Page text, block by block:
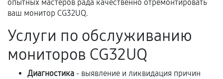
Естественный износ деталей, если иное не
предусмотрено отдельно.
Обращение после окончания гарантийного
срока.
Программные сбои, если это не указано в
опытных мастеров рада качественно отремонтировать
ваш монитор CG32UQ.
Услуги по обслуживанию
мониторов CG32UQ
Диагностика - выявление и ликвидация причин